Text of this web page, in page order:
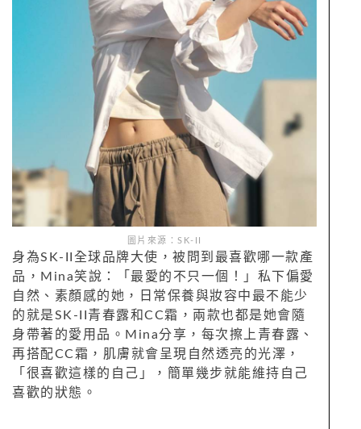
圖片來源：SK-II
身為SK-II全球品牌大使，被問到最喜歡哪一款產
品，Mina笑說：「最愛的不只一個！」私下偏愛
自然、素顏感的她，日常保養與妝容中最不能少
的就是SK-II青春露和CC霜，兩款也都是她會隨
身帶著的愛用品。Mina分享，每次擦上青春露、
再搭配CC霜，肌膚就會呈現自然透亮的光澤，
「很喜歡這樣的自己」，簡單幾步就能維持自己
喜歡的狀態。